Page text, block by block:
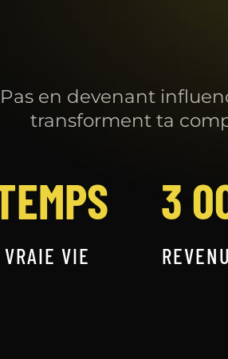
Pas en devenant
transforment ta
VIE
3